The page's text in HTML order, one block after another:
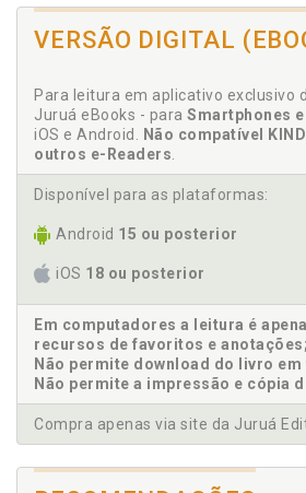
I
Introdução, p. 15
J
Jurisdição constitucional. Papel,
N
Norma. Texto, norma e os
P
Pacto previdenciário
contrapartida no pacto
104
Papel da jurisdição
Previdência social e seguridade,
Previdenciário. Desproteção
neutralização da cobertura
VERSÃO DIGITAL
Para leitura em aplicativo exclusivo
Juruá eBooks - para Smartphones
iOS e Android. Não compatível
outros e-Readers.
Disponível para as plataformas:
Android 15 ou posterior
iOS 18 ou posterior
Em computadores a leitura é
recursos de favoritos e anotações;
Não permite download do livro em
Não permite a impressão e cópia
Compra apenas via site da Juruá